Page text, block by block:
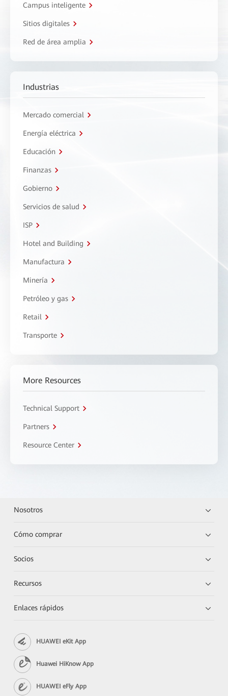
Campus inteligente
Sitios digitales
Red de área amplia
Industrias
Mercado comercial
Energía eléctrica
Educación
Finanzas
Gobierno
Servicios de salud
ISP
Hotel and Building
Manufactura
Minería
Petróleo y gas
Retail
Transporte
More Resources
Technical Support
Partners
Resource Center
Nosotros
Cómo comprar
Socios
Recursos
Enlaces rápidos
HUAWEI eKit App
Huawei HiKnow App
HUAWEI eFly App